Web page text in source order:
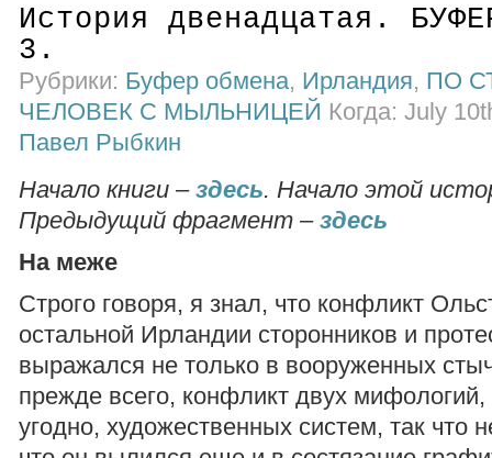
История двенадцатая.
3.
Рубрики: Буфер обмена, Ирландия, ПО
ЧЕЛОВЕК С МЫЛЬНИЦЕЙ Когда: July
Павел Рыбкин
Начало книги – здесь. Начало этой
Предыдущий фрагмент – здесь
На меже
Строго говоря, я знал, что конфликт
остальной Ирландии сторонников и
выражался не только в вооруженных
прежде всего, конфликт двух мифологий,
угодно, художественных систем, так что